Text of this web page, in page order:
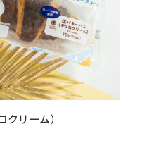
クリーム）